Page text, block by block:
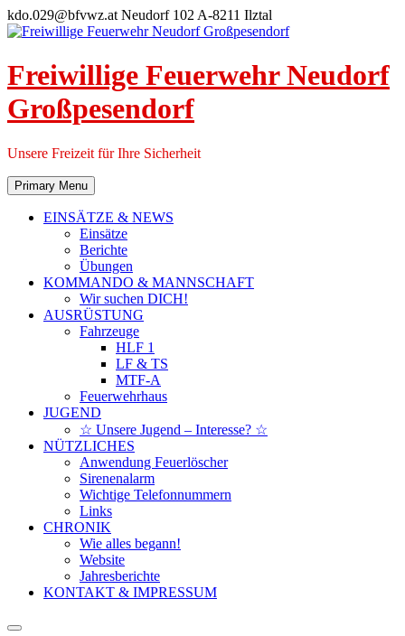
Skip
to
kdo.029@bfvwz.at Neudorf 102 A-8211 Ilztal
Freiwillige Feuerwehr Neudorf
Großpesendorf
Unsere Freizeit für Ihre Sicherheit
Primary Menu
EINSÄTZE & NEWS
Einsätze
Berichte
Übungen
KOMMANDO & MANNSCHAFT
Wir suchen DICH!
AUSRÜSTUNG
Fahrzeuge
HLF 1
LF & TS
MTF-A
Feuerwehrhaus
JUGEND
☆ Unsere Jugend – Interesse? ☆
NÜTZLICHES
Anwendung Feuerlöscher
Sirenenalarm
Wichtige Telefonnummern
Links
CHRONIK
Wie alles begann!
Website
Jahresberichte
KONTAKT & IMPRESSUM